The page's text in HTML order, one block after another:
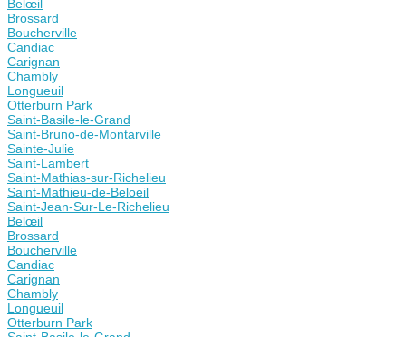
Belœil
Brossard
Boucherville
Candiac
Carignan
Chambly
Longueuil
Otterburn Park
Saint-Basile-le-Grand
Saint-Bruno-de-Montarville
Sainte-Julie
Saint-Lambert
Saint-Mathias-sur-Richelieu
Saint-Mathieu-de-Beloeil
Saint-Jean-Sur-Le-Richelieu
Belœil
Brossard
Boucherville
Candiac
Carignan
Chambly
Longueuil
Otterburn Park